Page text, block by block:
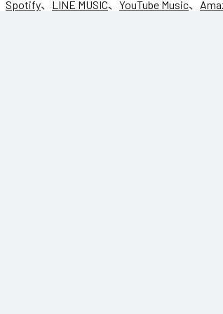
Spotify、 LINE MUSIC、 YouTube Music、